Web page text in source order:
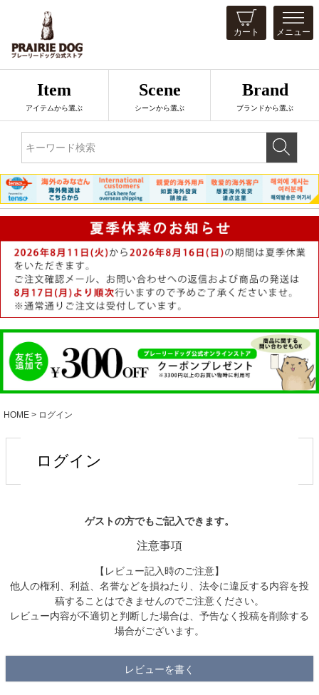
カート メニュー
Item
アイテムから選ぶ
Scene
シーンから選ぶ
Brand
ブランドから選ぶ
HOME ログイン
ログイン
ゲストの方でもご記入できます。
注意事項
【レビュー記入時のご注意】
他人の権利、利益、名誉などを損ねたり、法令に違反する内容を投
稿することはできませんのでご注意ください。
レビュー内容が不適切と判断した場合は、予告なく投稿を削除する
場合がございます。
レビューを書く